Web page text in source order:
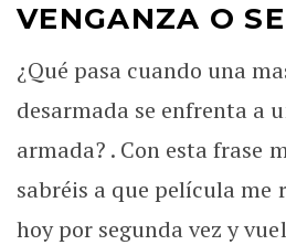
VENGANZA O
¿Qué pasa cuando una
desarmada se enfrenta a
armada? . Con esta frase
sabréis a que película me
hoy por segunda vez y